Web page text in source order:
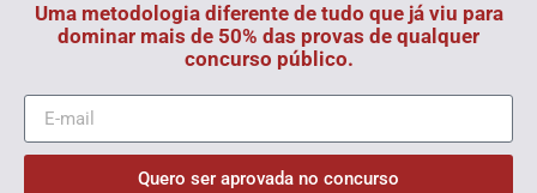
Uma metodologia diferente de tudo que já viu para
dominar mais de 50% das provas de qualquer
concurso público.
Quero ser aprovada no concurso